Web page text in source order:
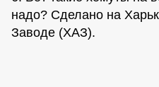
надо? Сделано на
Заводе (ХАЗ).